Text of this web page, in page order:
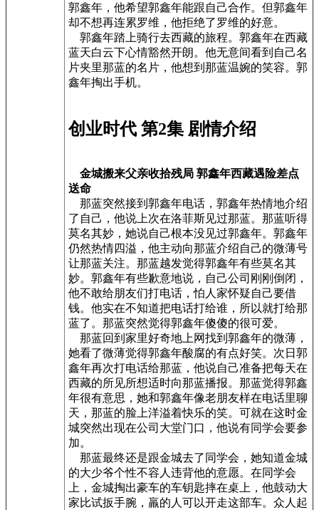
郭鑫年，他希望郭鑫年能跟自己合作。但郭鑫年
却不想再连累罗维，他拒绝了罗维的好意。
郭鑫年踏上骑行去西藏的旅程。郭鑫年在西藏
蓝天白云下心情豁然开朗。他无意间看到自己名
片夹里那蓝的名片，他想到那蓝温婉的笑容。郭
鑫年掏出手机。
创业时代 第2集 剧情介绍
金城搬来父亲收拾残局 郭鑫年西藏遇险差点
送命
那蓝突然接到郭鑫年电话，郭鑫年热情地介绍
了自己，他说上次在洛菲斯见过那蓝。那蓝听得
莫名其妙，她说自己根本没见过郭鑫年。郭鑫年
仍然热情四溢，他主动向那蓝介绍自己的微薄号
让那蓝关注。那蓝越发觉得郭鑫年有些莫名其
妙。郭鑫年有些歉意地说，自己公司刚刚倒闭，
他不敢给朋友们打电话，怕人家怀疑自己要借
钱。他实在不知道把电话打给谁，所以就打给那
蓝了。那蓝突然觉得郭鑫年傻傻的很可爱。
那蓝回到家里好奇地上网找到郭鑫年的微薄，
她看了微薄觉得郭鑫年酸腐的有点好笑。次日郭
鑫年再次打电话给那蓝，他说自己准备把每天在
西藏的所见所想适时向那蓝播报。那蓝觉得郭鑫
年很有意思，她和郭鑫年像老朋友样在电话里聊
天，那蓝的脸上洋溢着快乐的笑。可就在这时金
城突然出现在公司大堂门口，他说有同学会要参
加。
那蓝最终还是跟金城去了同学会，她知道金城
的大少爷个性不容人违背他的意愿。在同学会
上，金城掏出豪车的车钥匙摔在桌上，他鼓动大
家比试扳手腕，羸的人可以开走这部车。众人起